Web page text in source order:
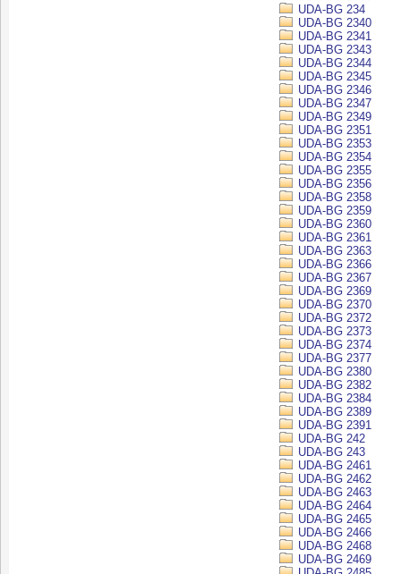
UDA-BG 234
UDA-BG 2340
UDA-BG 2341
UDA-BG 2343
UDA-BG 2344
UDA-BG 2345
UDA-BG 2346
UDA-BG 2347
UDA-BG 2349
UDA-BG 2351
UDA-BG 2353
UDA-BG 2354
UDA-BG 2355
UDA-BG 2356
UDA-BG 2358
UDA-BG 2359
UDA-BG 2360
UDA-BG 2361
UDA-BG 2363
UDA-BG 2366
UDA-BG 2367
UDA-BG 2369
UDA-BG 2370
UDA-BG 2372
UDA-BG 2373
UDA-BG 2374
UDA-BG 2377
UDA-BG 2380
UDA-BG 2382
UDA-BG 2384
UDA-BG 2389
UDA-BG 2391
UDA-BG 242
UDA-BG 243
UDA-BG 2461
UDA-BG 2462
UDA-BG 2463
UDA-BG 2464
UDA-BG 2465
UDA-BG 2466
UDA-BG 2468
UDA-BG 2469